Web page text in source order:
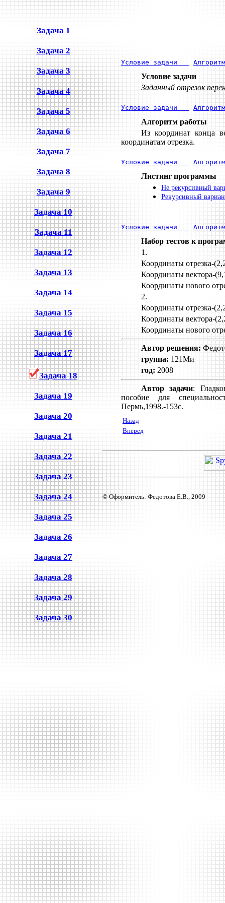
Задача 1
Задача 2
Задача 3
Задача 4
Задача 5
Задача 6
Задача 7
Задача 8
Задача 9
Задача 10
Задача 11
Задача 12
Задача 13
Задача 14
Задача 15
Задача 16
Задача 17
Задача 18
Задача 19
Задача 20
Задача 21
Задача 22
Задача 23
Задача 24
Задача 25
Задача 26
Задача 27
Задача 28
Задача 29
Задача 30
Условие задачи
Условие задачи
Заданный отрезок
Условие задачи
Алгоритм работы
Из координат конца
координатам отрезка.
Условие задачи
Листинг программы
Не рекурсивный
Рекурсивный
Условие задачи
Набор тестов к
1.
Координаты отрезка-
Координаты вектора-
Координаты нового
2.
Координаты отрезка-
Координаты вектора-
Координаты нового
Автор решения:
группа:121Ми
год:2008
Автор задачи:
пособие для
Пермь,1998.-153с.
Назад
Вперед
© Оформитель: Федотова Е.В., 2009